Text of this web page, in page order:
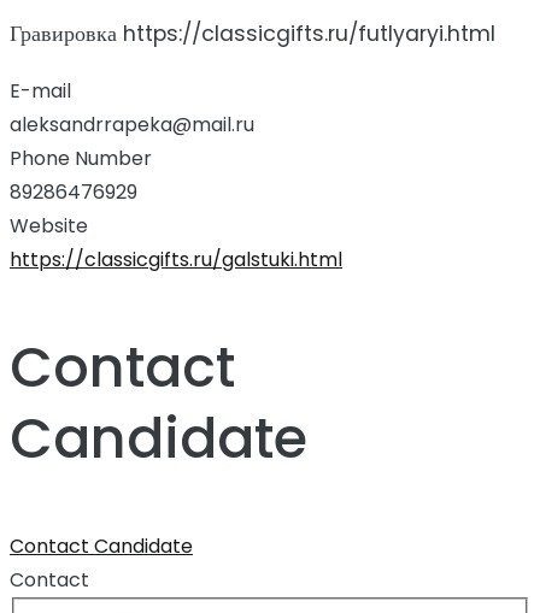
Гравировка https://classicgifts.ru/futlyaryi.html
E-mail
aleksandrrapeka@mail.ru
Phone Number
89286476929
Website
https://classicgifts.ru/galstuki.html
Contact
Candidate
Contact Candidate
Contact